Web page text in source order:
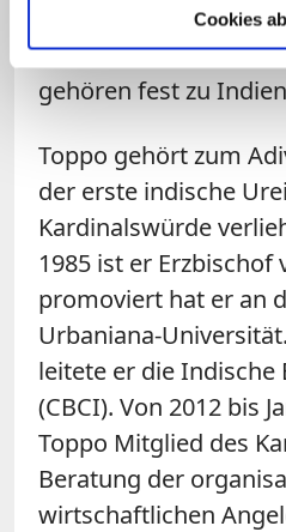
Cookies
abwählen." Von
nicht einschüchtern
gehören fest zu
Toppo gehört zum
der erste indische
Kardinalswürde
1985 ist er Erzbischof
promoviert hat er an
Urbaniana-
leitete er die
(CBCI). Von 2012 bis
Toppo Mitglied des
Beratung der
wirtschaftlichen